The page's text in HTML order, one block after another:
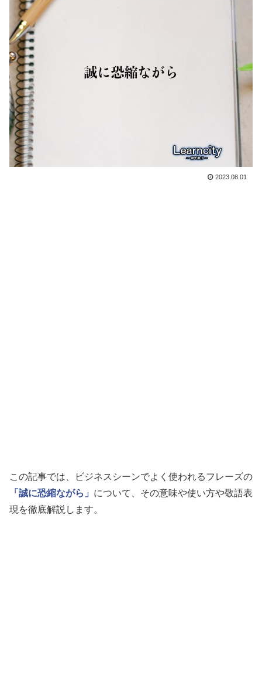
2023.08.01
この記事では、ビジネスシーンでよく使われるフレーズの
「誠に恐縮ながら」 について、その意味や使い方や敬語表
現を徹底解説します。